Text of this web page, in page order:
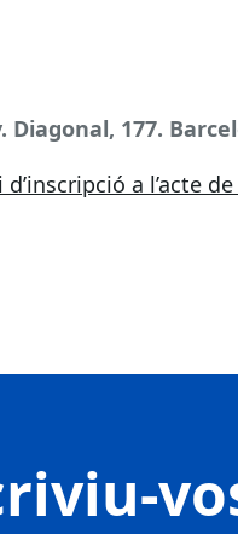
177.
a l’acte